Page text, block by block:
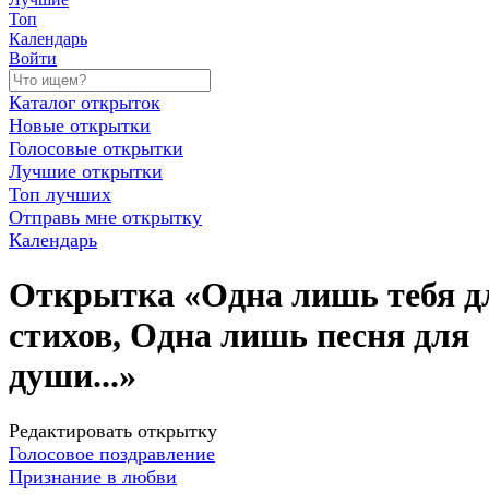
Топ
Календарь
Войти
Каталог открыток
Новые открытки
Голосовые открытки
Лучшие открытки
Топ лучших
Отправь мне открытку
Календарь
Открытка «Одна лишь тебя
стихов, Одна лишь песня для
души...»
Редактировать открытку
Голосовое поздравление
Признание в любви